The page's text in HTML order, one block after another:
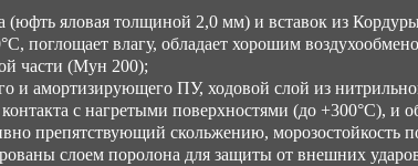
0.084
яловая толщиной 2,0 мм) и вставок из
поглощает влагу, обладает хорошим
части (Мун 200);
амортизирующего ПУ, ходовой слой из
с нагретыми поверхностями (до +300°С), и
препятствующий скольжению, морозостойкость
слоем поролона для защиты от внешних